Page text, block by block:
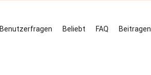
Benutzerfragen Beliebt FAQ Beitragen